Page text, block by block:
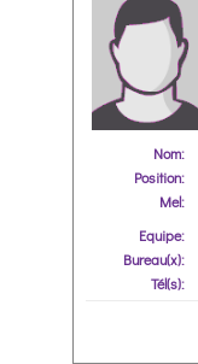
Nom:
Position:
Mel:
Equipe:
Bureau(x):
Tél(s):